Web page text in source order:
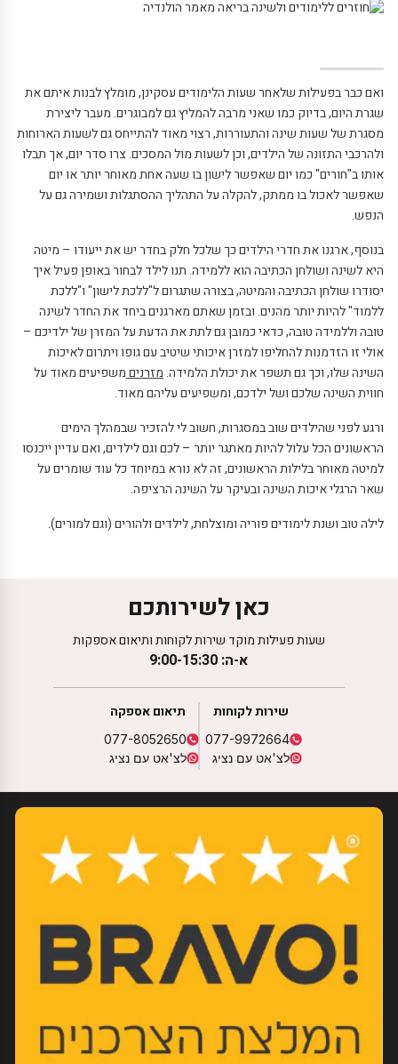
ואם כבר בפעילות שלאחר שעות הלימודים עסקינן, מומלץ לבנות איתם את
שגרת היום, בדיוק כמו שאני מרבה להמליץ גם למבוגרים. מעבר ליצירת
מסגרת של שעות שינה והתעוררות, רצוי מאוד להתייחס גם לשעות הארוחות
ולהרכבי התזונה של הילדים, וכן לשעות מול המסכים. צרו סדר יום, אך תבלו
אותו ב"חורים" כמו יום שאפשר לישון בו שעה אחת מאוחר יותר או יום
שאפשר לאכול בו ממתק, להקלה על התהליך ההסתגלות ושמירה גם על
הנפש.
בנוסף, ארגנו את חדרי הילדים כך שלכל חלק בחדר יש את ייעודו – מיטה
היא לשינה ושולחן הכתיבה הוא ללמידה. תנו לילד לבחור באופן פעיל איך
יסודרו שולחן הכתיבה והמיטה, בצורה שתגרום ל"ללכת לישון" ו"ללכת
ללמוד" להיות יותר מהנים. ובזמן שאתם מארגנים ביחד את החדר לשינה
טובה וללמידה טובה, כדאי כמובן גם לתת את הדעת על המזרן של ילדיכם –
אולי זו הזדמנות להחליפו למזרן איכותי שיטיב עם גופו ויתרום לאיכות
השינה שלו, וכך גם תשפר את יכולת הלמידה.מזרניםמשפיעים מאוד על
חווית השינה שלכם ושל ילדכם, ומשפיעים עליהם מאוד.
ורגע לפני שהילדים שוב במסגרות, חשוב לי להזכיר שבמהלך הימים
הראשונים הכל עלול להיות מאתגר יותר – לכם וגם לילדים, ואם עדיין ייכנסו
למיטה מאוחר בלילות הראשונים, זה לא נורא במיוחד כל עוד שומרים על
שאר הרגלי איכות השינה ובעיקר על השינה הרציפה.
לילה טוב ושנת לימודים פוריה ומוצלחת, לילדים ולהורים (וגם למורים).
כאן לשירותכם
שעות פעילות מוקד שירות לקוחות ותיאום אספקות
א-ה: 9:00-15:30
שירות לקוחות
077-9972664
לצ'אט עם נציג
תיאום אספקה
077-8052650
לצ'אט עם נציג